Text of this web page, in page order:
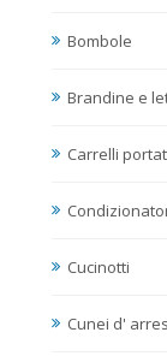
Bombole
Brandine e
Carrelli
Cucinotti
Cunei d'